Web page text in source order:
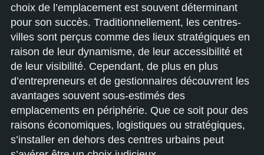
choix de l’emplacement est souvent déterminant
pour son succès. Traditionnellement, les centres-
villes sont perçus comme des lieux stratégiques en
raison de leur dynamisme, de leur accessibilité et
de leur visibilité. Cependant, de plus en plus
d’entrepreneurs et de gestionnaires découvrent les
avantages souvent sous-estimés des
emplacements en périphérie. Que ce soit pour des
raisons économiques, logistiques ou stratégiques,
s’installer en dehors des centres urbains peut